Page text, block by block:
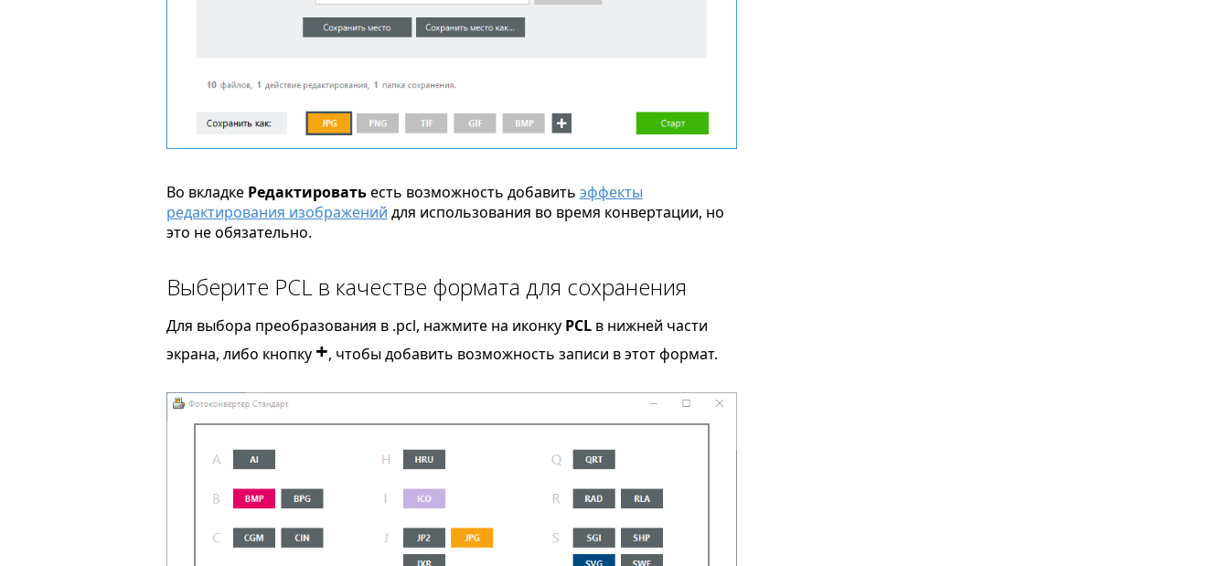
Во вкладке Редактироватьесть возможность добавить эффекты
редактирования изображений для использования во время конвертации, но
это не обязательно.
Выберите PCL в качестве формата для сохранения
Для выбора преобразования в .pcl, нажмите на иконку PCLв нижней части
экрана, либо кнопку +, чтобы добавить возможность записи в этот формат.